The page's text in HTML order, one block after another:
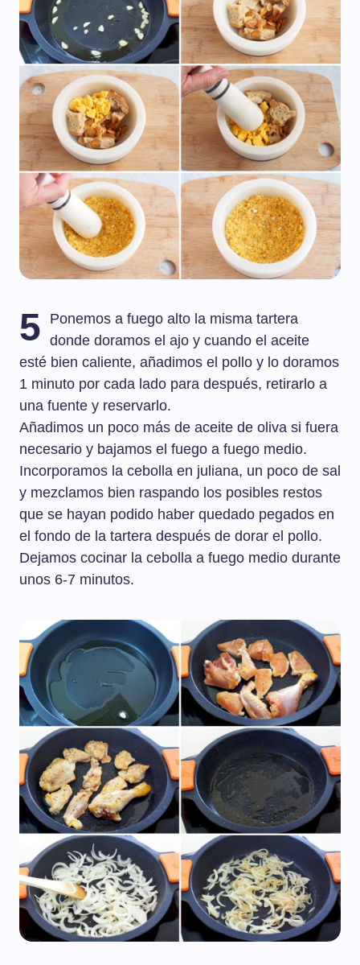
5
Ponemos a fuego alto la misma tartera
donde doramos el ajo y cuando el aceite
esté bien caliente, añadimos el pollo y lo doramos
1 minuto por cada lado para después, retirarlo a
una fuente y reservarlo.
Añadimos un poco más de aceite de oliva si fuera
necesario y bajamos el fuego a fuego medio.
Incorporamos la cebolla en juliana, un poco de sal
y mezclamos bien raspando los posibles restos
que se hayan podido haber quedado pegados en
el fondo de la tartera después de dorar el pollo.
Dejamos cocinar la cebolla a fuego medio durante
unos 6-7 minutos.